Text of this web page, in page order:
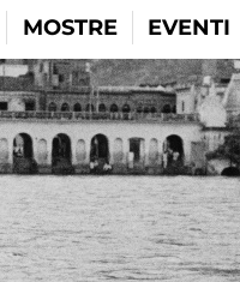
MOSTRE EVENTI